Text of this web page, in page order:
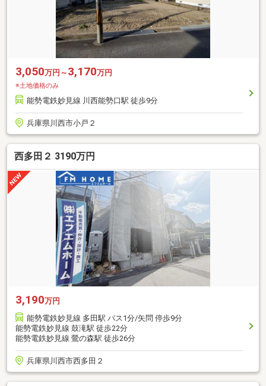
3,050万円～ 3,170万円
※土地価格のみ
能勢電鉄妙見線 川西能勢口駅 徒歩9分
兵庫県川西市小戸２
西多田２ 3190万円
3,190万円
能勢電鉄妙見線 多田駅 バス1分/矢問 停歩9分
能勢電鉄妙見線 鼓滝駅 徒歩22分
能勢電鉄妙見線 鶯の森駅 徒歩26分
兵庫県川西市西多田２